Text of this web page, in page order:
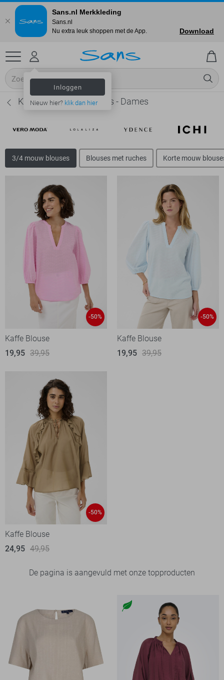
Inloggen
Nieuw hier? klik dan hier
Kaffe 3/4 mouw blouses - Dames
3/4 mouw blouses Blouses met ruches Korte mouw
-50%
Kaffe Blouse
19,95 39,95
-50%
Kaffe Blouse
19,95 39,95
-50%
Kaffe Blouse
24,95 49,95
De pagina is aangevuld met onze topproducten
Sans.nl Merkkleding
Sans.nl
Nu extra leuk shoppen met de App.
Download